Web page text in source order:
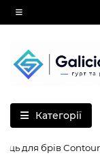
Категорії
для брів